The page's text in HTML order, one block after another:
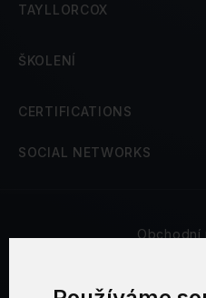
TAYLLORCOX
ŠKOLENÍ
CERTIFICATIONS
SOCIAL NETWORKS
Obchodní